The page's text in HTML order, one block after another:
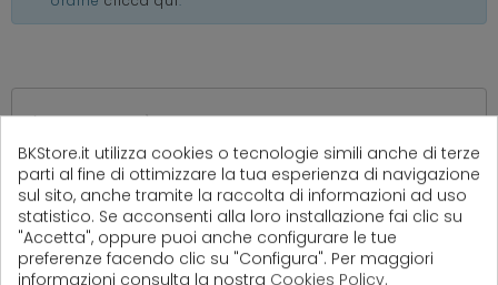
(0Recensioni)
Ancora nessuna recensione da parte degli utenti.
BKStore.it utilizza cookies o tecnologie simili anche di terze
parti al fine di ottimizzare la tua esperienza di navigazione
sul sito, anche tramite la raccolta di informazioni ad uso
statistico. Se acconsenti alla loro installazione fai clic su
"Accetta", oppure puoi anche configurare le tue
preferenze facendo clic su "Configura". Per maggiori
informazioni consulta la nostra Cookies Policy.